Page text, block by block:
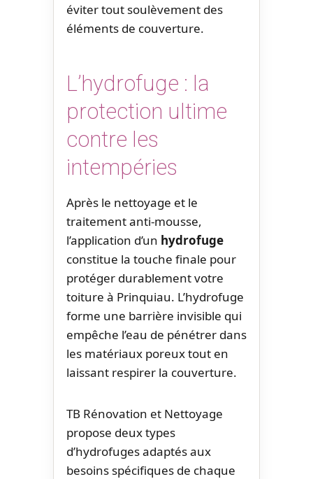
éviter tout soulèvement des
éléments de couverture.
L’hydrofuge : la
protection ultime
contre les
intempéries
Après le nettoyage et le
traitement anti-mousse,
l’application d’un hydrofuge
constitue la touche finale pour
protéger durablement votre
toiture à Prinquiau. L’hydrofuge
forme une barrière invisible qui
empêche l’eau de pénétrer dans
les matériaux poreux tout en
laissant respirer la couverture.
TB Rénovation et Nettoyage
propose deux types
d’hydrofuges adaptés aux
besoins spécifiques de chaque